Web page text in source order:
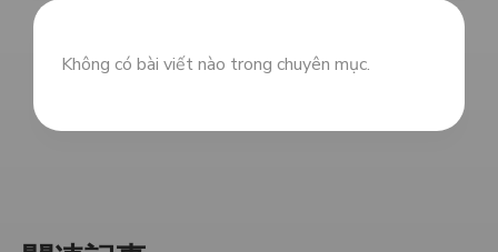
Không có bài viết nào trong chuyên mục.